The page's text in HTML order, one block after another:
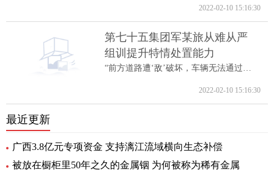
2022-02-10 15:16:30
第七十五集团军某旅从难从严
组训提升特情处置能力
“前方道路遭‘敌’破坏，车辆无法通过。...
2022-02-10 15:16:30
最近更新
广西3.8亿元专项资金 支持漓江流域横向生态补偿
被放在橱柜里50年之久的金属铟 为何被称为稀有金属